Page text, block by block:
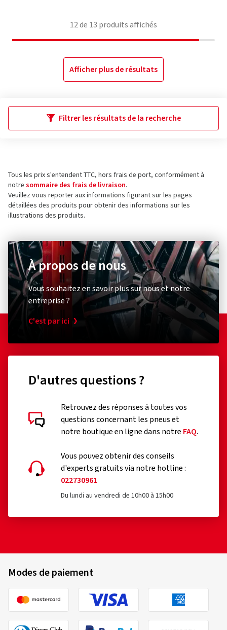
12de 13 produits affichés
Afficher plus de résultats
Filtrer les résultats de la recherche
Tous les prix s'entendent TTC, hors frais de port, conformément à
notre sommaire des frais de livraison.
Veuillez vous reporter aux informations figurant sur les pages
détaillées des produits pour obtenir des informations sur les
illustrations des produits.
À propos de nous
Vous souhaitez en savoir plus sur nous et notre
entreprise ?
C'est par ici
D'autres questions ?
Retrouvez des réponses à toutes vos
questions concernant les pneus et
notre boutique en ligne dans notre FAQ.
Vous pouvez obtenir des conseils
d'experts gratuits via notre hotline :
022730961
Du lundi au vendredi de 10h00 à 15h00
Modes de paiement